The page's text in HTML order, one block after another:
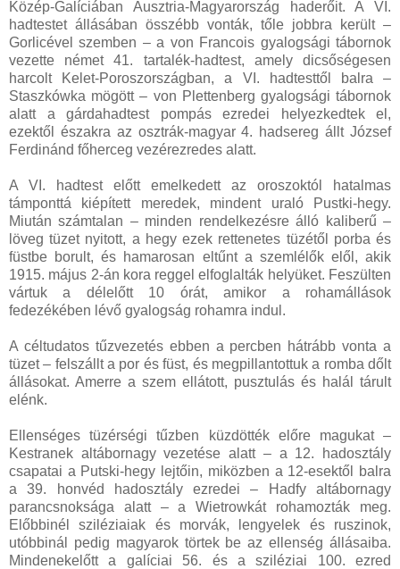
Közép-Galíciában Ausztria-Magyarország haderőit. A VI.
hadtestet állásában összébb vonták, tőle jobbra került –
Gorlicével szemben – a von Francois gyalogsági tábornok
vezette német 41. tartalék-hadtest, amely dicsőségesen
harcolt Kelet-Poroszországban, a VI. hadtesttől balra –
Staszkówka mögött – von Plettenberg gyalogsági tábornok
alatt a gárdahadtest pompás ezredei helyezkedtek el,
ezektől északra az osztrák-magyar 4. hadsereg állt József
Ferdinánd főherceg vezérezredes alatt.
A VI. hadtest előtt emelkedett az oroszoktól hatalmas
támponttá kiépített meredek, mindent uraló Pustki-hegy.
Miután számtalan – minden rendelkezésre álló kaliberű –
löveg tüzet nyitott, a hegy ezek rettenetes tüzétől porba és
füstbe borult, és hamarosan eltűnt a szemlélők elől, akik
1915. május 2-án kora reggel elfoglalták helyüket. Feszülten
vártuk a délelőtt 10 órát, amikor a rohamállások
fedezékében lévő gyalogság rohamra indul.
A céltudatos tűzvezetés ebben a percben hátrább vonta a
tüzet – felszállt a por és füst, és megpillantottuk a romba dőlt
állásokat. Amerre a szem ellátott, pusztulás és halál tárult
elénk.
Ellenséges tüzérségi tűzben küzdötték előre magukat –
Kestranek altábornagy vezetése alatt – a 12. hadosztály
csapatai a Putski-hegy lejtőin, miközben a 12-esektől balra
a 39. honvéd hadosztály ezredei – Hadfy altábornagy
parancsnoksága alatt – a Wietrowkát rohamozták meg.
Előbbinél sziléziaiak és morvák, lengyelek és ruszinok,
utóbbinál pedig magyarok törtek be az ellenség állásaiba.
Mindenekelőtt a galíciai 56. és a sziléziai 100. ezred